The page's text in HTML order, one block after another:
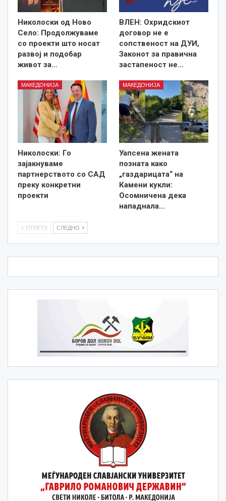
Николоски од Ново
Село: Продолжуваме
со проекти што носат
развој и подобар
живот за…
ВЛЕН: Охридскиот
договор не е
сопственост на ДУИ,
Законот за правична
застапеност не…
МАКЕДОНИЈА
Николоски: Го
зајакнуваме
партнерството со САД
преку конкретни
проекти
МАКЕДОНИЈА
Уапсена жената
позната како
„газдарицата“ на
Камени кукли:
Осомничена дека
нападнала…
ПТРЕТХ СЛЕДНО